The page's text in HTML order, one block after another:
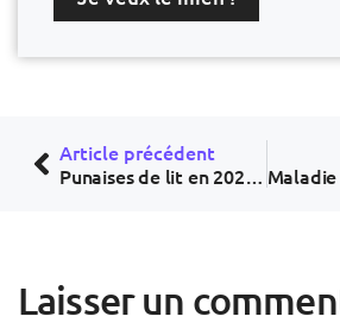
Article précédent
Punaises de lit en 2026 : La nouvelle psychose est-elle justifiée ?
Laisser un